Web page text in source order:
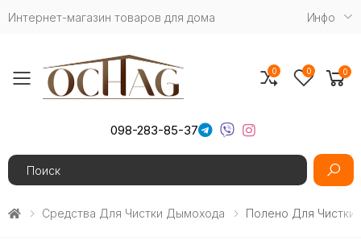
Интернет-магазин товаров для дома Инфо
Toggle mobile menu
098-283-85-37
Search
0 0 0
Cредства Для Чистки Дымохода Полено Для Чистки